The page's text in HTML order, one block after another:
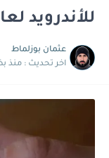
للأندرويد لعام
عثمان بوزلماط
اخر تحديث : منذ